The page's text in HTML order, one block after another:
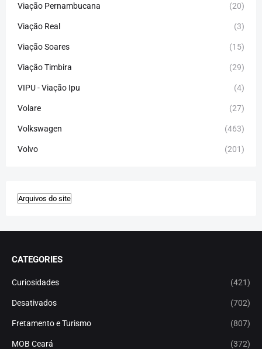
Viação Pernambucana (20)
Viação Real (3)
Viação Soares (15)
Viação Timbira (29)
VIPU - Viação Ipu (4)
Volare (27)
Volkswagen (463)
Volvo (201)
CATEGORIES
Curiosidades (421)
Desativados (702)
Fretamento e Turismo (807)
MOB Ceará (372)